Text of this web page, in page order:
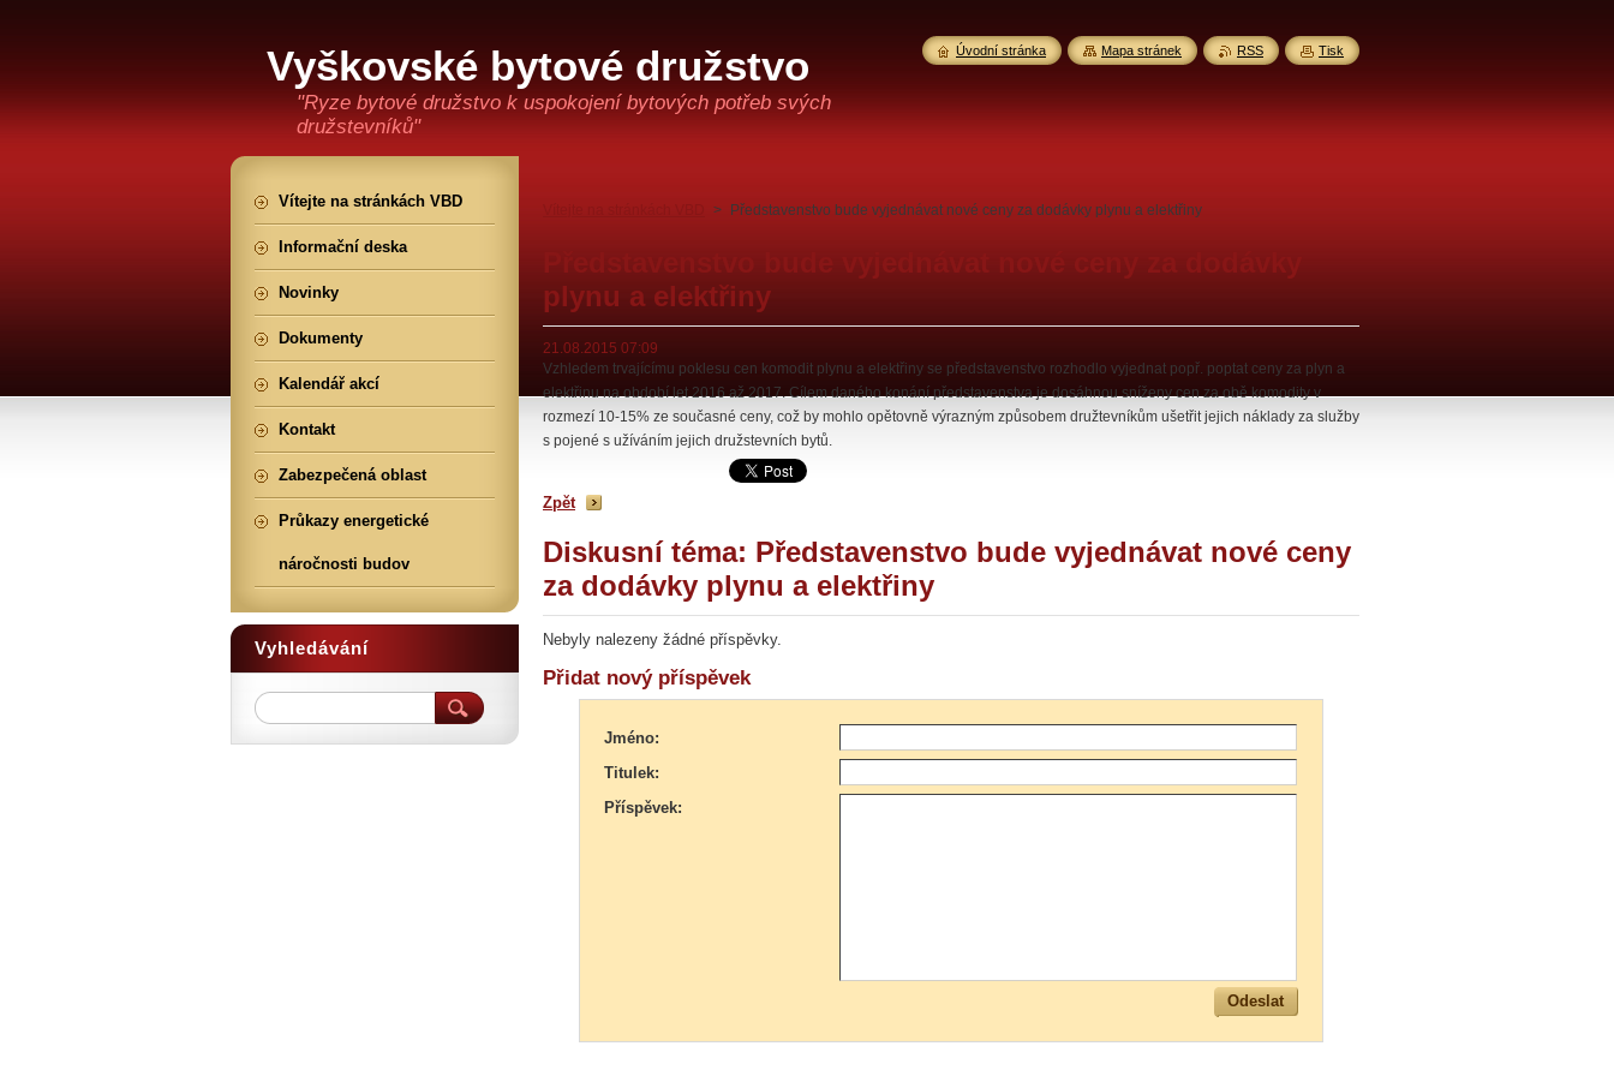
Vyškovské bytové družstvo
"Ryze bytové družstvo k uspokojení bytových potřeb svých
družstevníků"
> Představenstvo bude vyjednávat nové ceny za dodávky plynu a elektřiny
plynu a elektřiny
21.08.2015 07:09
Vzhledem trvajícímu poklesu cen komodit plynu a elektřiny se představenstvo rozhodlo vyjednat popř. poptat ceny za plyn a
elektřinu na období let 2016 až 2017. Cílem daného konání představenstva je dosáhnou sníženy cen za obě komodity v
rozmezí 10-15% ze současné ceny, což by mohlo opětovně výrazným způsobem družtevníkům ušetřit jejich náklady za služby
s pojené s užíváním jejich družstevních bytů.
Zpět
Diskusní téma: Představenstvo bude vyjednávat nové ceny
za dodávky plynu a elektřiny
Nebyly nalezeny žádné příspěvky.
Přidat nový příspěvek
Jméno:
Titulek:
Příspěvek:
Vítejte na stránkách VBD
Informační deska
Novinky
Dokumenty
Kalendář akcí
Kontakt
Zabezpečená oblast
Průkazy energetické
náročnosti budov
Vyhledávání
Úvodní stránka Mapa stránek RSS Tisk